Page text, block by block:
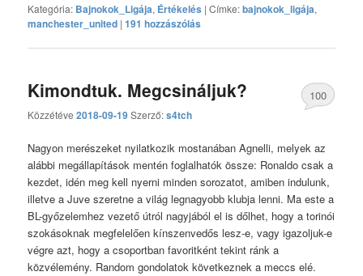
Kategória: Bajnokok_Ligája, Értékelés |Címke:bajnokok_ligája,
manchester_united |191 hozzászólás
Kimondtuk. Megcsináljuk?
Közzétéve2018-09-19Szerző:s4tch
100
Nagyon merészeket nyilatkozik mostanában Agnelli, melyek az
alábbi megállapítások mentén foglalhatók össze: Ronaldo csak a
kezdet, idén meg kell nyerni minden sorozatot, amiben indulunk,
illetve a Juve szeretne a világ legnagyobb klubja lenni. Ma este a
BL-győzelemhez vezető útról nagyjából el is dőlhet, hogy a torinói
szokásoknak megfelelően kínszenvedős lesz-e, vagy igazoljuk-e
végre azt, hogy a csoportban favoritként tekint ránk a
közvélemény. Random gondolatok következnek a meccs elé.